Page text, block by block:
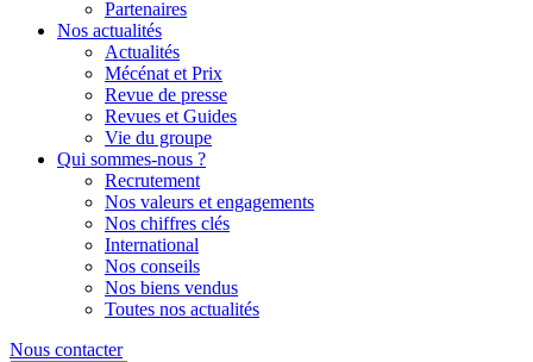
Partenaires
Nos actualités
Actualités
Mécénat et Prix
Revue de presse
Revues et Guides
Vie du groupe
Qui sommes-nous ?
Recrutement
Nos valeurs et engagements
Nos chiffres clés
International
Nos conseils
Nos biens vendus
Toutes nos actualités
Nous contacter